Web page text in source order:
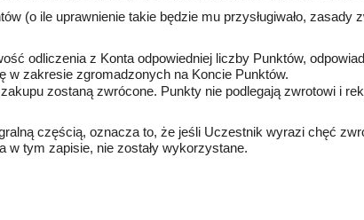
(o ile uprawnienie takie będzie mu przysługiwało, zasady
odliczenia z Konta odpowiedniej liczby Punktów,
w zakresie zgromadzonych na Koncie Punktów.
zostaną zwrócone. Punkty nie podlegają zwrotowi i
częścią, oznacza to, że jeśli Uczestnik wyrazi chęć
w tym zapisie, nie zostały wykorzystane.